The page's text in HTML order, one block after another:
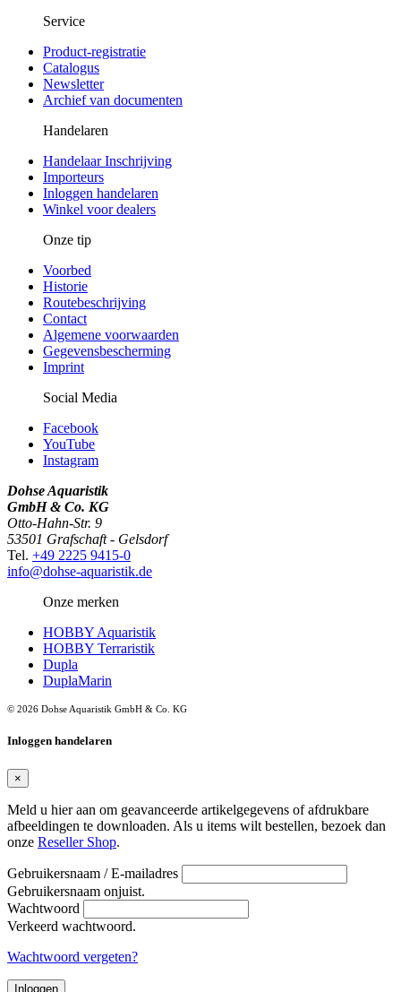
Service
Product-registratie
Catalogus
Newsletter
Archief van documenten
Handelaren
Handelaar Inschrijving
Importeurs
Inloggen handelaren
Winkel voor dealers
Onze tip
Voorbed
Historie
Routebeschrijving
Contact
Algemene voorwaarden
Gegevensbescherming
Imprint
Social Media
Facebook
YouTube
Instagram
Dohse Aquaristik
GmbH & Co. KG
Otto-Hahn-Str. 9
53501 Grafschaft - Gelsdorf
Tel. +49 2225 9415-0
info@dohse-aquaristik.de
Onze merken
HOBBY Aquaristik
HOBBY Terraristik
Dupla
DuplaMarin
© 2026 Dohse Aquaristik GmbH & Co. KG
Inloggen handelaren
×
Meld u hier aan om geavanceerde artikelgegevens of afdrukbare
afbeeldingen te downloaden. Als u items wilt bestellen, bezoek dan
onze Reseller Shop.
Gebruikersnaam / E-mailadres
Gebruikersnaam onjuist.
Wachtwoord
Verkeerd wachtwoord.
Wachtwoord vergeten?
Inloggen